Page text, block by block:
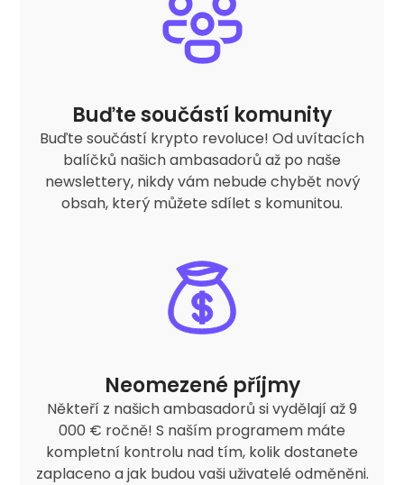
Buďte součástí komunity
Buďte součástí krypto revoluce! Od uvítacích
balíčků našich ambasadorů až po naše
newslettery, nikdy vám nebude chybět nový
obsah, který můžete sdílet s komunitou.
Neomezené příjmy
Někteří z našich ambasadorů si vydělají až 9
000 € ročně! S naším programem máte
kompletní kontrolu nad tím, kolik dostanete
zaplaceno a jak budou vaši uživatelé odměněni.